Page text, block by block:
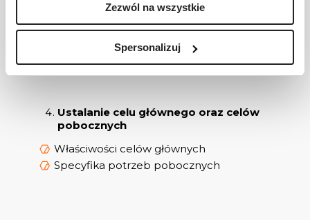
Zezwól na wszystkie
Spersonalizuj
szkoleniowych
Rozpoznawanie jawnych i ukrytych
oczekiwań grupy szkoleniowej
Ustalanie celu głównego oraz celów
pobocznych
Właściwości celów głównych
Specyfika potrzeb pobocznych